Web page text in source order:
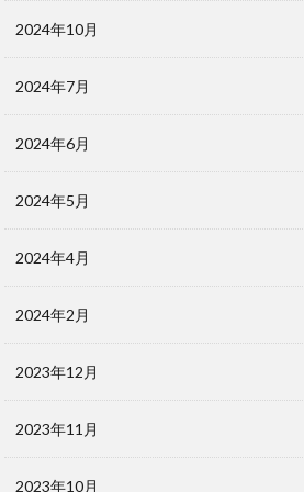
2024年10月
2024年7月
2024年6月
2024年5月
2024年4月
2024年2月
2023年12月
2023年11月
2023年10月